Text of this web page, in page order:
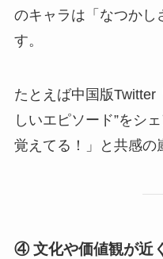
のキャラは「なつかし
す。
たとえば中国版Twitter
しいエピソード”をシ
覚えてる！」と共感の
④ 文化や価値観が近